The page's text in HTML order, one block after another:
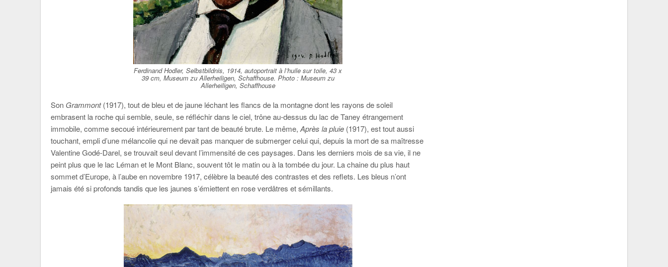
Ferdinand Hodler, Selbstbildnis, 1914, autoportrait à l’huile sur toile, 43 x
39 cm, Museum zu Allerheiligen, Schaffhouse. Photo : Museum zu
Allerheiligen, Schaffhouse
Son Grammont(1917), tout de bleu et de jaune léchant les flancs de la montagne dont les rayons de soleil
embrasent la roche qui semble, seule, se réfléchir dans le ciel, trône au-dessus du lac de Taney étrangement
immobile, comme secoué intérieurement par tant de beauté brute. Le même, Après la pluie (1917), est tout aussi
touchant, empli d’une mélancolie qui ne devait pas manquer de submerger celui qui, depuis la mort de sa maîtresse
Valentine Godé-Darel, se trouvait seul devant l’immensité de ces paysages. Dans les derniers mois de sa vie, il ne
peint plus que le lac Léman et le Mont Blanc, souvent tôt le matin ou à la tombée du jour. La chaine du plus haut
sommet d’Europe, à l’aube en novembre 1917, célèbre la beauté des contrastes et des reflets. Les bleus n’ont
jamais été si profonds tandis que les jaunes s’émiettent en rose verdâtres et sémillants.